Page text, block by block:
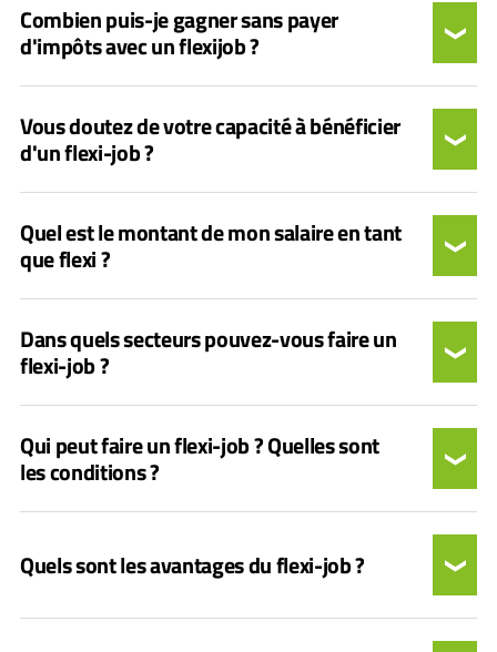
Combien puis-je gagner sans payer
d'impôts avec un flexijob ?
Vous doutez de votre capacité à bénéficier
d'un flexi-job ?
Quel est le montant de mon salaire en tant
que flexi ?
Dans quels secteurs pouvez-vous faire un
flexi-job ?
Qui peut faire un flexi-job ? Quelles sont
les conditions ?
Quels sont les avantages du flexi-job ?